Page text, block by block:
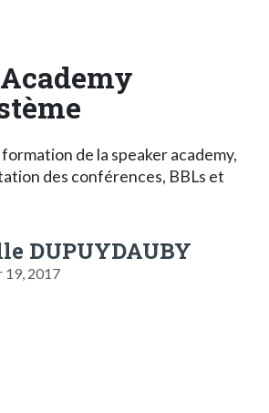
de la speaker academy,
des conférences, BBLs et
DUPUYDAUBY
2017